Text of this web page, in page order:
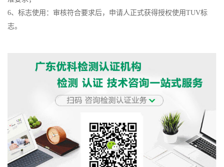
6、标志使用：审核符合要求后，申请人正式获得授权使用TUV标
志。